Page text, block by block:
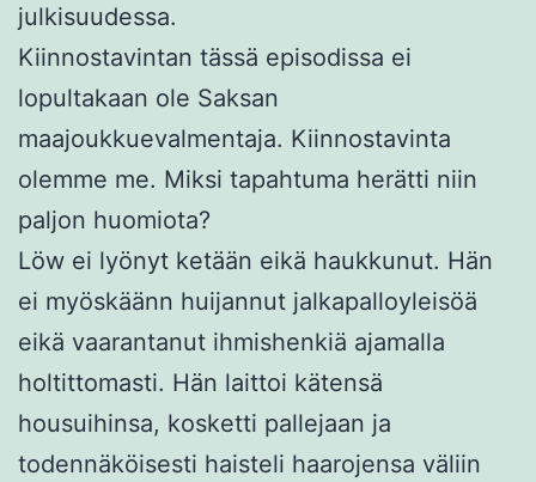
julkisuudessa.
Kiinnostavintan tässä episodissa ei
lopultakaan ole Saksan
maajoukkuevalmentaja. Kiinnostavinta
olemme me. Miksi tapahtuma herätti niin
paljon huomiota?
Löw ei lyönyt ketään eikä haukkunut. Hän
ei myöskäänn huijannut jalkapalloyleisöä
eikä vaarantanut ihmishenkiä ajamalla
holtittomasti. Hän laittoi kätensä
housuihinsa, kosketti pallejaan ja
todennäköisesti haisteli haarojensa väliin